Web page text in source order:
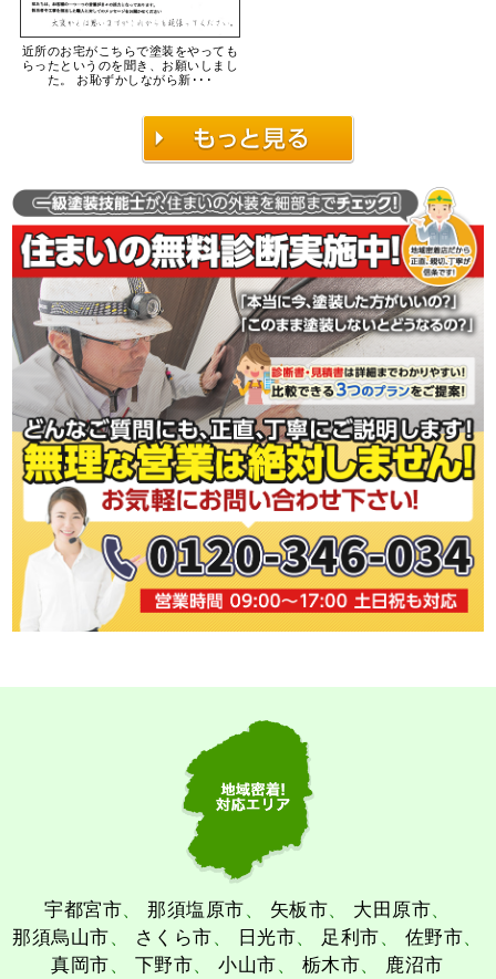
近所のお宅がこちらで塗装をやっても
らったというのを聞き、お願いしまし
た。 お恥ずかしながら新･･･
宇都宮市 那須塩原市 矢板市
大田原市
那須烏山市
さくら市 日光市 足利市
佐野市
真岡市
下野市 小山市 栃木市 鹿沼市